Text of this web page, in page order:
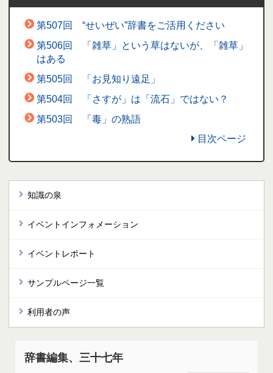
第507回 “せいぜい”辞書をご活用ください
第506回 「雑草」という草はないが、「雑草」
はある
第505回 「お見知り遠足」
第504回 「さすが」は「流石」ではない？
第503回 「毒」の熟語
目次ページ
知識の泉
イベントインフォメーション
イベントレポート
サンプルページ一覧
利用者の声
辞書編集、三十七年